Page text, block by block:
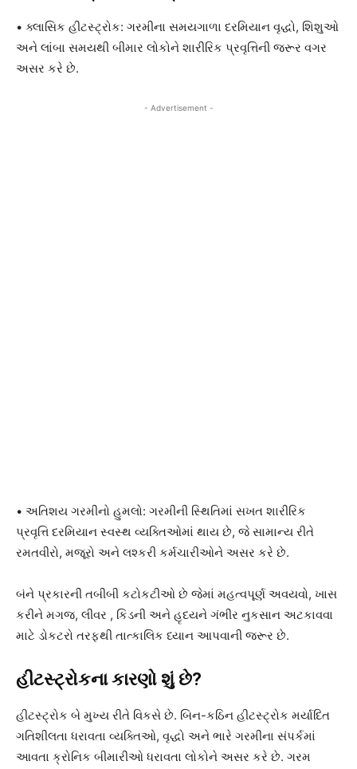
• ક્લાસિક હીટસ્ટ્રોક: ગરમીના સમયગાળા દરમિયાન વૃદ્ધો, શિશુઓ
અને લાંબા સમયથી બીમાર લોકોને શારીરિક પ્રવૃત્તિની જરૂર વગર
અસર કરે છે.
- Advertisement -
• અતિશય ગરમીનો હુમલો: ગરમીની સ્થિતિમાં સખત શારીરિક
પ્રવૃત્તિ દરમિયાન સ્વસ્થ વ્યક્તિઓમાં થાય છે, જે સામાન્ય રીતે
રમતવીરો, મજૂરો અને લશ્કરી કર્મચારીઓને અસર કરે છે.
બંને પ્રકારની તબીબી કટોકટીઓ છે જેમાં મહત્વપૂર્ણ અવયવો, ખાસ
કરીને મગજ, લીવર , કિડની અને હૃદયને ગંભીર નુકસાન અટકાવવા
માટે ડોકટરો તરફથી તાત્કાલિક ધ્યાન આપવાની જરૂર છે.
હીટસ્ટ્રોકના કારણો શું છે?
હીટસ્ટ્રોક બે મુખ્ય રીતે વિકસે છે. બિન-કઠિન હીટસ્ટ્રોક મર્યાદિત
ગતિશીલતા ધરાવતા વ્યક્તિઓ, વૃદ્ધો અને ભારે ગરમીના સંપર્કમાં
આવતા ક્રોનિક બીમારીઓ ધરાવતા લોકોને અસર કરે છે. ગરમ